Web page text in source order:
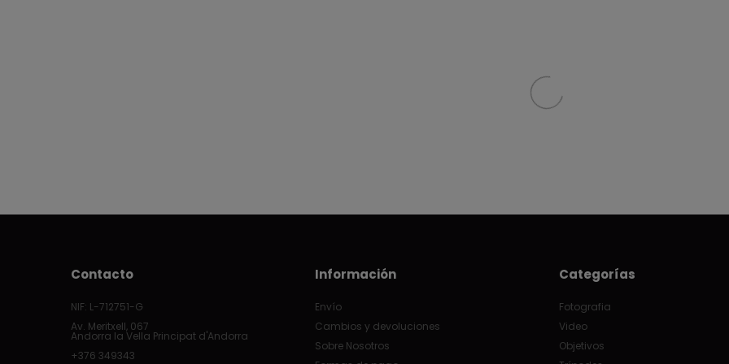
Contacto
NIF: L-712751-G
Av. Meritxell, 067
Andorra la Vella Principat d'Andorra
+376 349343
Información
Envío
Cambios y devoluciones
Sobre Nosotros
Categorías
Fotografia
Video
Objetivos